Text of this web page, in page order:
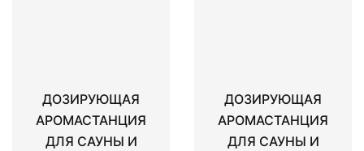
ДОЗИРУЮЩАЯ
АРОМАСТАНЦИЯ
ДЛЯ САУНЫ И
ДОЗИРУЮЩАЯ
АРОМАСТАНЦИЯ
ДЛЯ САУНЫ И